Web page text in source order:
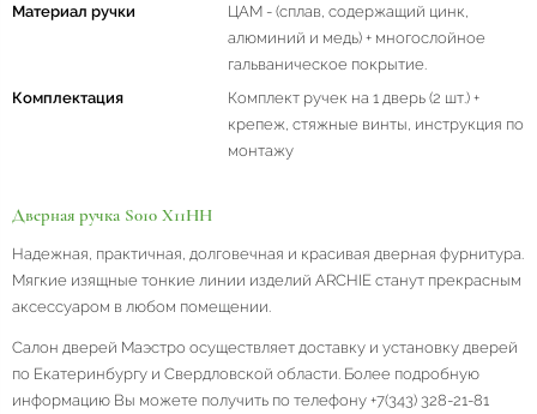
Материал ручки
ЦАМ - (сплав, содержащий цинк,
алюминий и медь) + многослойное
гальваническое покрытие.
Комплектация
Комплект ручек на 1 дверь (2 шт.) +
крепеж, стяжные винты, инструкция по
монтажу
Дверная ручка S010 X11HH
Надежная, практичная, долговечная и красивая дверная фурнитура.
Мягкие изящные тонкие линии изделий ARCHIE станут прекрасным
аксессуаром в любом помещении.
Салон дверей Маэстро осуществляет доставку и установку дверей
по Екатеринбургу и Свердловской области. Более подробную
информацию Вы можете получить по телефону +7(343) 328-21-81